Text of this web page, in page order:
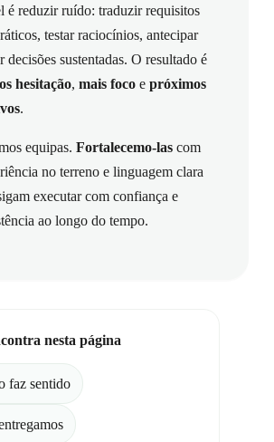
é reduzir ruído: traduzir requisitos
testar raciocínios, antecipar
decisões sustentadas. O resultado é
hesitação, mais foco e próximos
.
equipas. Fortalecemo-las com
no terreno e linguagem clara
executar com confiança e
ao longo do tempo.
nesta página
faz sentido